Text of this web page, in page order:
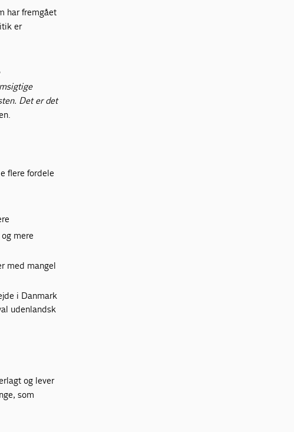
har fremgået
er
Det er det
flere fordele
mere
med mangel
i Danmark
udenlandsk
og lever
som